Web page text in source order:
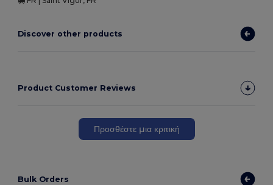
Discover other products
Product Customer Reviews
Προσθέστε μια κριτική
Bulk Orders